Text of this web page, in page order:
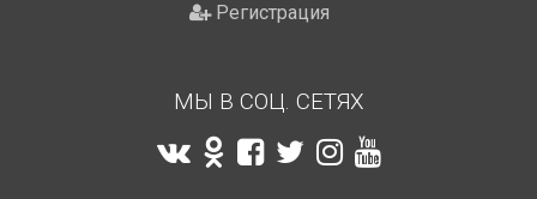
Регистрация
МЫ В СОЦ. СЕТЯХ